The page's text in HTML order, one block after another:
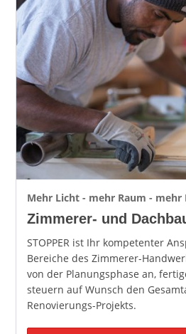
Mehr Licht - mehr Raum - mehr
Zimmerer- und
STOPPER ist Ihr kompetenter
Bereiche des Zimmerer-
von der Planungsphase an,
steuern auf Wunsch den
Renovierungs-Projekts.